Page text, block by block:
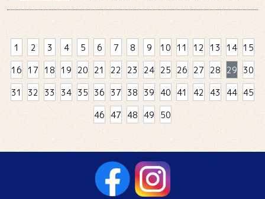
らどうぞよろしくお願いいたします 弊社は昨
日まで夏休みをいただいておりました みなさん
はどこかお出かけになりましたか？ 野口家は
パパが仕事だったため特に...
1 2 3 4 5 6 7 8 9 10 11 12 13 14 15
16 17 18 19 20 21 22 23 24 25 26 27 28 29
30
31
32 33 34 35 36 37 38 39 40 41 42 43 44 45
46 47 48 49 50